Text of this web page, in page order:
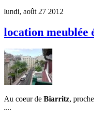
lundi, août 27 2012
location
Au coeur de Biarritz, proche
....